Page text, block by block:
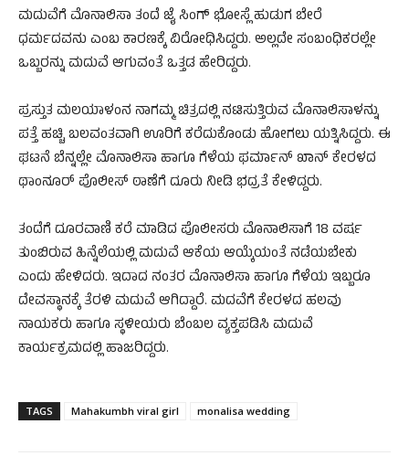
ಮದುವೆಗೆ ಮೊನಾಲಿಸಾ ತಂದೆ ಜೈ ಸಿಂಗ್‌ ಭೋಸ್ಲೆ ಹುಡುಗ ಬೇರೆ
ಧರ್ಮದವನು ಎಂಬ ಕಾರಣಕ್ಕೆ ವಿರೋಧಿಸಿದ್ದರು. ಅಲ್ಲದೇ ಸಂಬಂಧಿಕರಲ್ಲೇ
ಒಬ್ಬರನ್ನು ಮದುವೆ ಆಗುವಂತೆ ಒತ್ತಡ ಹೇರಿದ್ದರು.
ಪ್ರಸ್ತುತ ಮಲಯಾಳಂನ ನಾಗಮ್ಮ ಚಿತ್ರದಲ್ಲಿ ನಟಿಸುತ್ತಿರುವ ಮೊನಾಲಿಸಾಳನ್ನು
ಪತ್ತೆ ಹಚ್ಚಿ ಬಲವಂತವಾಗಿ ಊರಿಗೆ ಕರೆದುಕೊಂಡು ಹೋಗಲು ಯತ್ನಿಸಿದ್ದರು. ಈ
ಘಟನೆ ಬೆನ್ನಲ್ಲೇ ಮೊನಾಲಿಸಾ ಹಾಗೂ ಗೆಳೆಯ ಫರ್ಮಾನ್ ಖಾನ್‌ ಕೇರಳದ
ಥಾಂನೂರ್‌ ಪೊಲೀಸ್‌ ಠಾಣೆಗೆ ದೂರು ನೀಡಿ ಭದ್ರತೆ ಕೇಳಿದ್ದರು.
ತಂದೆಗೆ ದೂರವಾಣಿ ಕರೆ ಮಾಡಿದ ಪೊಲೀಸರು ಮೊನಾಲಿಸಾಗೆ 18 ವರ್ಷ
ತುಂಬಿರುವ ಹಿನ್ನೆಲೆಯಲ್ಲಿ ಮದುವೆ ಆಕೆಯ ಆಯ್ಕೆಯಂತೆ ನಡೆಯಬೇಕು
ಎಂದು ಹೇಳಿದರು. ಇದಾದ ನಂತರ ಮೊನಾಲಿಸಾ ಹಾಗೂ ಗೆಳೆಯ ಇಬ್ಬರೂ
ದೇವಸ್ಥಾನಕ್ಕೆ ತೆರಳಿ ಮದುವೆ ಆಗಿದ್ದಾರೆ. ಮದವೆಗೆ ಕೇರಳದ ಹಲವು
ನಾಯಕರು ಹಾಗೂ ಸ್ಥಳೀಯರು ಬೆಂಬಲ ವ್ಯಕ್ತಪಡಿಸಿ ಮದುವೆ
ಕಾರ್ಯಕ್ರಮದಲ್ಲಿ ಹಾಜರಿದ್ದರು.
TAGS Mahakumbh viral girl monalisa wedding